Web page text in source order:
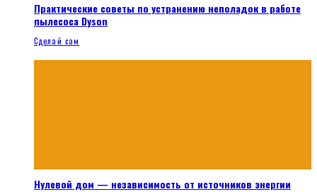
Практические советы по устранению неполадок в работе
пылесоса Dyson
Сделай сам
Нулевой дом — независимость от источников энергии